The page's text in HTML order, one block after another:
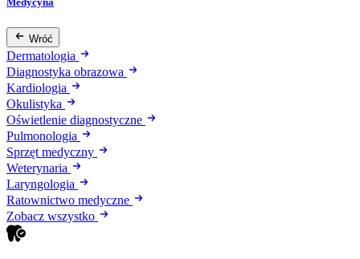
Wróć
Dermatologia
Diagnostyka obrazowa
Kardiologia
Okulistyka
Oświetlenie diagnostyczne
Pulmonologia
Sprzęt medyczny
Weterynaria
Laryngologia
Ratownictwo medyczne
Zobacz wszystko